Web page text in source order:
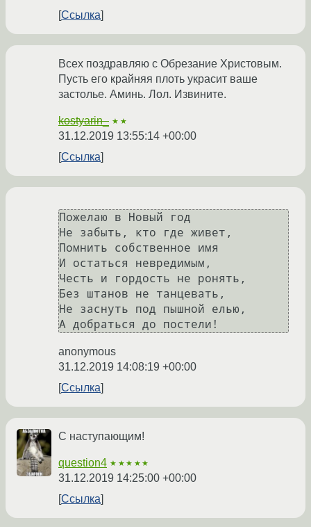
Ссылка
Всех поздравляю с Обрезание Христовым.
Пусть его крайняя плоть украсит ваше
застолье. Аминь. Лол. Извините.
kostyarin_ ★★
31.12.2019 13:55:14 +00:00
Ссылка
Пожелаю в Новый год
Не забыть, кто где живет,
Помнить собственное имя
И остаться невредимым,
Честь и гордость не ронять,
Без штанов не танцевать,
Не заснуть под пышной елью,
anonymous
31.12.2019 14:08:19 +00:00
Ссылка
С наступающим!
question4 ★★★★★
31.12.2019 14:25:00 +00:00
Ссылка